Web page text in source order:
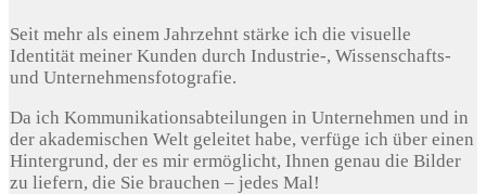
Seit mehr als einem Jahrzehnt stärke ich die visuelle
Identität meiner Kunden durch Industrie-, Wissenschafts-
und Unternehmensfotografie.
Da ich Kommunikationsabteilungen in Unternehmen und in
der akademischen Welt geleitet habe, verfüge ich über einen
Hintergrund, der es mir ermöglicht, Ihnen genau die Bilder
zu liefern, die Sie brauchen – jedes Mal!